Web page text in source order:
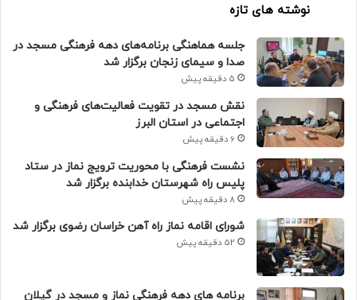
نوشته های تازه
جلسه هماهنگی برنامه‌های دهه فرهنگی مسجد در
صدا و سیمای زنجان برگزار شد
5 دقیقه پیش
نقش مسجد در تقویت فعالیت‌های فرهنگی و
اجتماعی در استان البرز
6 دقیقه پیش
نشست فرهنگی با محوریت ترویج نماز در ستاد
پلیس راه شهرستان خدابنده برگزار شد
8 دقیقه پیش
شورای اقامه نماز راه آهن خراسان رضوی برگزار شد
52 دقیقه پیش
برنامه های دهه فرهنگی نماز و مسجد در گیلان